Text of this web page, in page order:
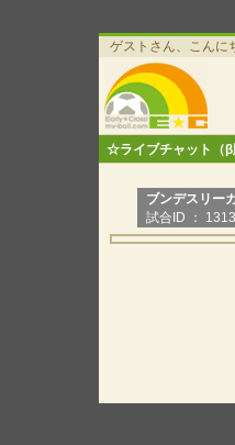
ゲストさん、こん
☆ライブチャット（β
ブンデスリー
試合ID ：